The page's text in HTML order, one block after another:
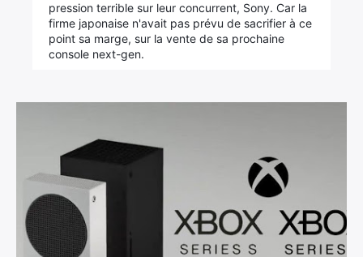
pression terrible sur leur concurrent, Sony. Car la
firme japonaise n'avait pas prévu de sacrifier à ce
point sa marge, sur la vente de sa prochaine
console next-gen.